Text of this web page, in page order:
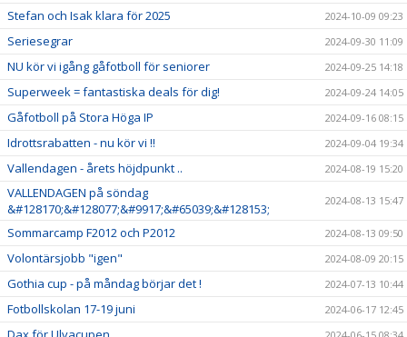
Stefan och Isak klara för 2025 2024-10-09 09:23
Seriesegrar 2024-09-30 11:09
NU kör vi igång gåfotboll för seniorer 2024-09-25 14:18
Superweek = fantastiska deals för dig! 2024-09-24 14:05
Gåfotboll på Stora Höga IP 2024-09-16 08:15
Idrottsrabatten - nu kör vi !! 2024-09-04 19:34
Vallendagen - årets höjdpunkt .. 2024-08-19 15:20
VALLENDAGEN på söndag
&#128170;&#128077;&#9917;&#65039;&#128153;
2024-08-13 15:47
Sommarcamp F2012 och P2012 2024-08-13 09:50
Volontärsjobb "igen" 2024-08-09 20:15
Gothia cup - på måndag börjar det ! 2024-07-13 10:44
Fotbollskolan 17-19 juni 2024-06-17 12:45